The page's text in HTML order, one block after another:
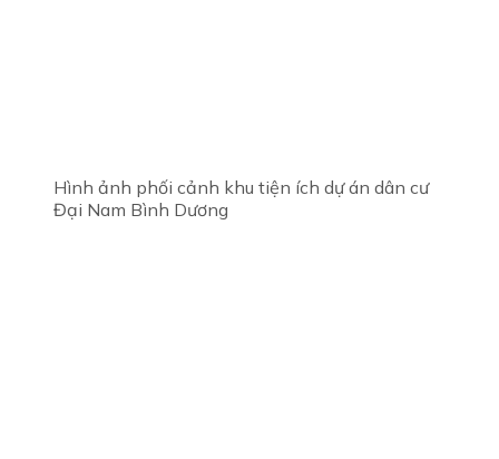
Hình ảnh phối cảnh khu tiện ích dự án dân cư
Đại Nam Bình Dương